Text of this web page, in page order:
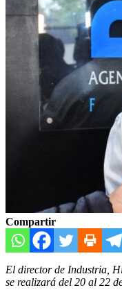
Compartir
El director de Industria,
se realizará del 20 al 22